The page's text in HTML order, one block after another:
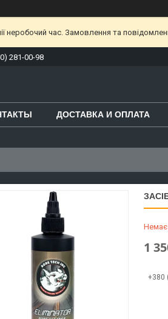
неробочий час. Замовлення та
281-00-98
ДОСТАВКА И ОПЛАТА
Немає
1
+380